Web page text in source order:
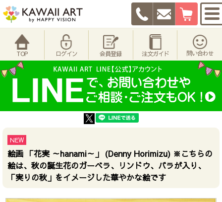
TOP ログイン 会員登録 注文ガイド 問い合わせ
NEW
絵画 「花実 ～hanami～」 (Denny Horimizu) ※こちらの
絵は、秋の誕生花のガーベラ、リンドウ、バラが入り、
「実りの秋」をイメージした華やかな絵です